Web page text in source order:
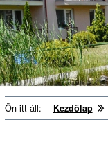
Ön itt áll: Kezdőlap